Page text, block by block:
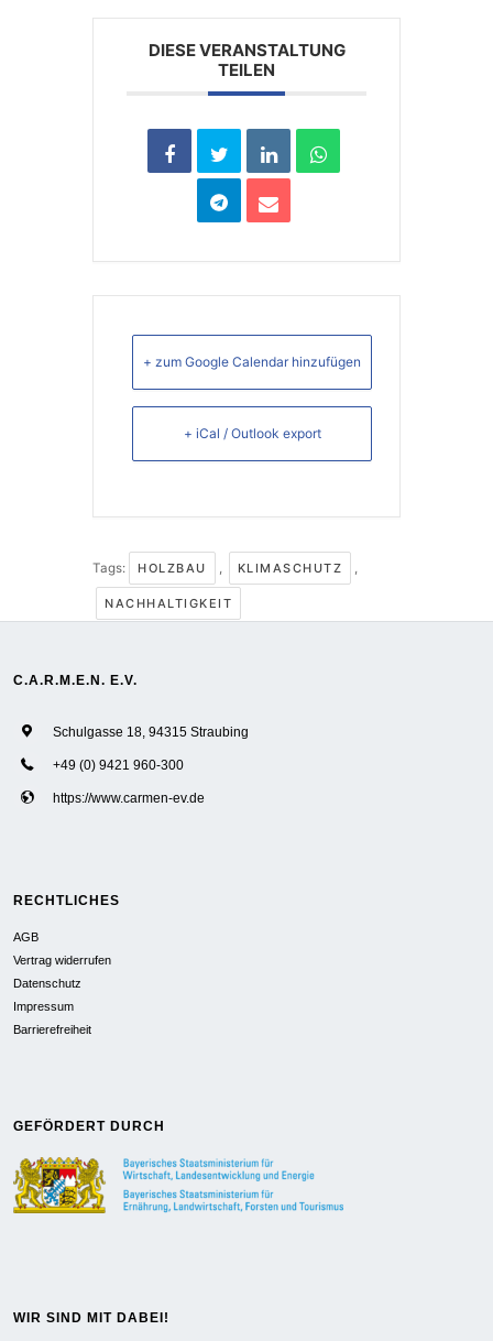
DIESE VERANSTALTUNG
TEILEN
+ zum Google Calendar hinzufügen
+ iCal / Outlook export
Tags: HOLZBAU , KLIMASCHUTZ ,
NACHHALTIGKEIT
C.A.R.M.E.N. E.V.
Schulgasse 18, 94315 Straubing
+49 (0) 9421 960-300
https://www.carmen-ev.de
RECHTLICHES
AGB
Vertrag widerrufen
Datenschutz
Impressum
Barrierefreiheit
GEFÖRDERT DURCH
WIR SIND MIT DABEI!